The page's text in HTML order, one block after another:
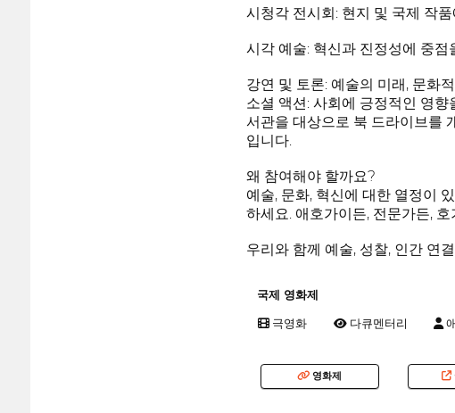
시청각 전시회: 현지 및 국제 작
시각 예술: 혁신과 진정성에 중
강연 및 토론: 예술의 미래, 문화
소셜 액션: 사회에 긍정적인 영
서관을 대상으로 북 드라이브를
입니다.
왜 참여해야 할까요?
예술, 문화, 혁신에 대한 열정이
하세요. 애호가이든, 전문가든,
우리와 함께 예술, 성찰, 인간 연
국제 영화제
극영화 다큐멘터리
영화제